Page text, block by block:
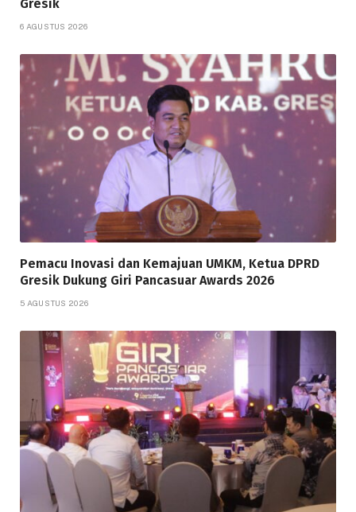
Gresik
6 AGUSTUS 2026
Pemacu Inovasi dan Kemajuan UMKM, Ketua DPRD
Gresik Dukung Giri Pancasuar Awards 2026
5 AGUSTUS 2026